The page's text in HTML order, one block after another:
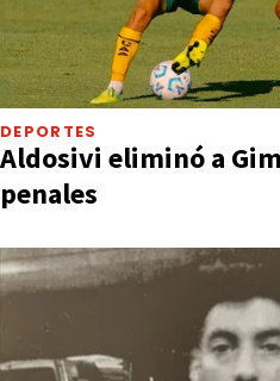
DEPORTES
Aldosivi eliminó a
penales